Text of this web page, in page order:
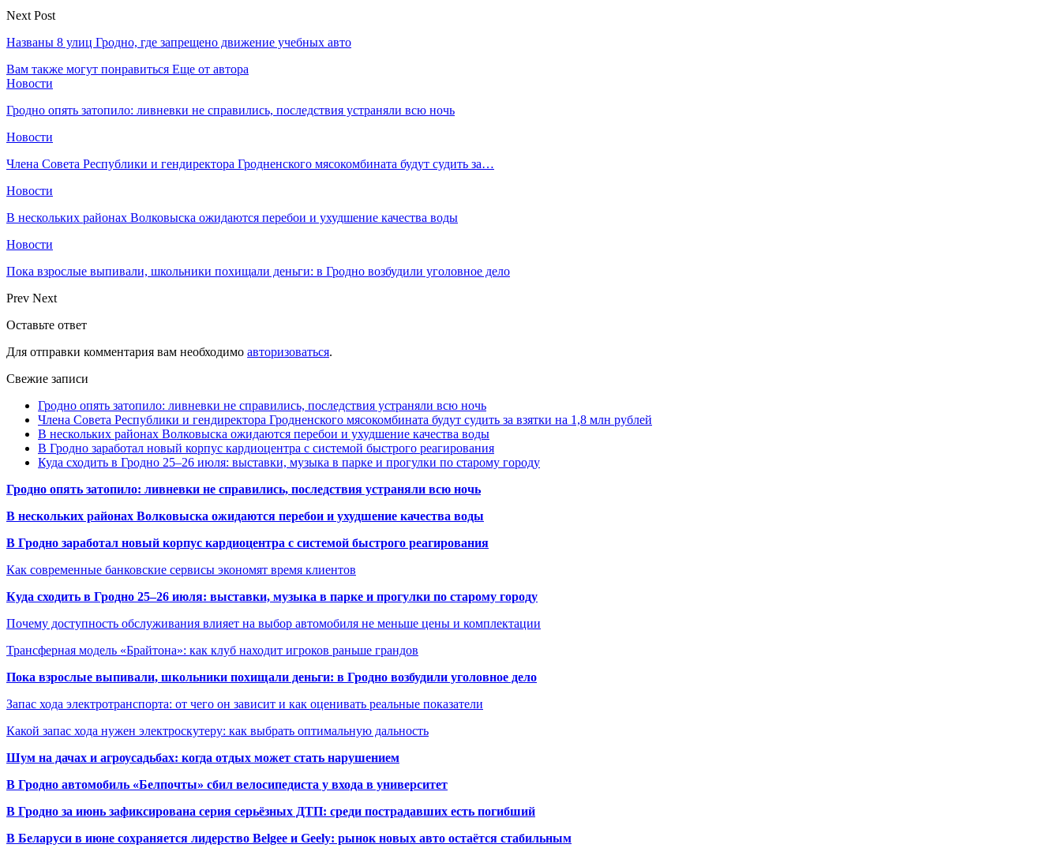
Next Post
Названы 8 улиц Гродно, где запрещено движение учебных авто
Вам также могут понравиться Еще от автора
Новости
Гродно опять затопило: ливневки не справились, последствия устраняли всю ночь
Новости
Члена Совета Республики и гендиректора Гродненского мясокомбината будут судить за…
Новости
В нескольких районах Волковыска ожидаются перебои и ухудшение качества воды
Новости
Пока взрослые выпивали, школьники похищали деньги: в Гродно возбудили уголовное дело
Prev Next
Оставьте ответ
Для отправки комментария вам необходимо авторизоваться.
Свежие записи
Гродно опять затопило: ливневки не справились, последствия устраняли всю ночь
Члена Совета Республики и гендиректора Гродненского мясокомбината будут судить за взятки на 1,8 млн рублей
В нескольких районах Волковыска ожидаются перебои и ухудшение качества воды
В Гродно заработал новый корпус кардиоцентра с системой быстрого реагирования
Куда сходить в Гродно 25–26 июля: выставки, музыка в парке и прогулки по старому городу
Гродно опять затопило: ливневки не справились, последствия устраняли всю ночь
В нескольких районах Волковыска ожидаются перебои и ухудшение качества воды
В Гродно заработал новый корпус кардиоцентра с системой быстрого реагирования
Как современные банковские сервисы экономят время клиентов
Куда сходить в Гродно 25–26 июля: выставки, музыка в парке и прогулки по старому городу
Почему доступность обслуживания влияет на выбор автомобиля не меньше цены и комплектации
Трансферная модель «Брайтона»: как клуб находит игроков раньше грандов
Пока взрослые выпивали, школьники похищали деньги: в Гродно возбудили уголовное дело
Запас хода электротранспорта: от чего он зависит и как оценивать реальные показатели
Какой запас хода нужен электроскутеру: как выбрать оптимальную дальность
Шум на дачах и агроусадьбах: когда отдых может стать нарушением
В Гродно автомобиль «Белпочты» сбил велосипедиста у входа в университет
В Гродно за июнь зафиксирована серия серьёзных ДТП: среди пострадавших есть погибший
В Беларуси в июне сохраняется лидерство Belgee и Geely: рынок новых авто остаётся стабильным